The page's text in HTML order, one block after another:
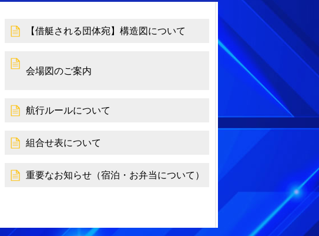
【借艇される団体宛】構造図について
会場図のご案内
航行ルールについて
組合せ表について
重要なお知らせ（宿泊・お弁当について）